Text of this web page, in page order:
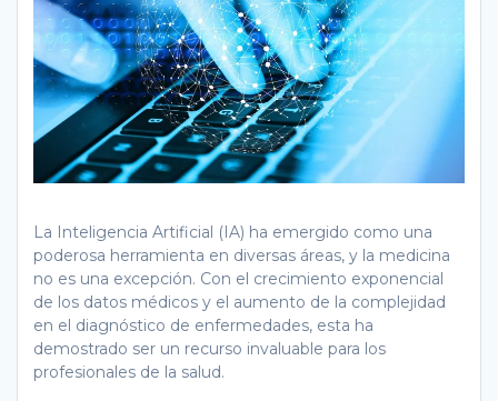
La Inteligencia Artificial (IA) ha emergido como una
poderosa herramienta en diversas áreas, y la medicina
no es una excepción. Con el crecimiento exponencial
de los datos médicos y el aumento de la complejidad
en el diagnóstico de enfermedades, esta ha
demostrado ser un recurso invaluable para los
profesionales de la salud.